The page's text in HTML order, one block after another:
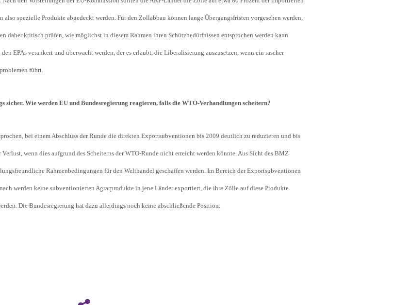
spezielle Produkte abgedeckt werden. Für den Zollabbau können lange Übergangsfristen vorgesehen werden,
daher kritisch prüfen, wie möglichst in diesem Rahmen ihren Schützbedürfnissen entsprochen werden kann.
EPAs verankert und überwacht werden, der es erlaubt, die Liberalisierung auszusetzen, wenn ein rascher
führt.
sicher. Wie werden EU und Bundesregierung reagieren, falls die WTO-Verhandlungen scheitern?
bei einem Abschluss der Runde die direkten Exportsubventionen bis 2009 deutlich zu reduzieren und bis
wenn dies aufgrund des Scheiterns der WTO-Runde nicht erreicht werden könnte. Aus Sicht des BMZ
Rahmenbedingungen für den Welthandel geschaffen werden. Im Bereich der Exportsubventionen
werden keine subventionierten Agrarprodukte in jene Länder exportiert, die ihre Zölle auf diese Produkte
Die Bundesregierung hat dazu allerdings noch keine abschließende Position.